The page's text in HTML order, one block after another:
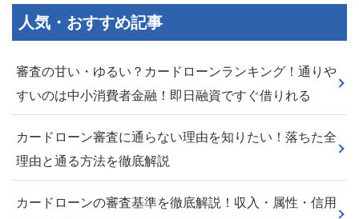
人気・おすすめ記事
審査の甘い・ゆるい？カードローンランキング！通りや
すいのは中小消費者金融！即日融資ですぐ借りれる
カードローン審査に通らない理由を知りたい！落ちた全
理由と通る方法を徹底解説
カードローンの審査基準を徹底解説！収入・属性・信用